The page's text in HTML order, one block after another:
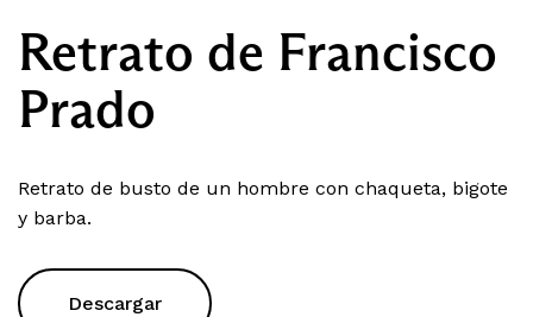
Retrato de Francisco
Prado
Retrato de busto de un hombre con chaqueta, bigote
y barba.
Descargar